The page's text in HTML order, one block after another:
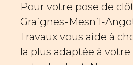
Pour votre pose de
Graignes-Mesnil-
Travaux vous aide à
la plus adaptée à